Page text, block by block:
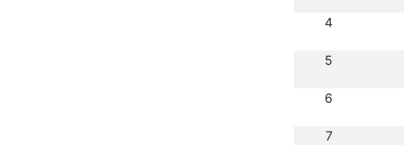
4
5
6
7